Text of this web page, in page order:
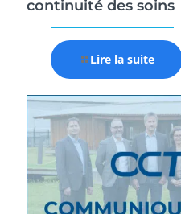
continuité des soins
Lire la suite